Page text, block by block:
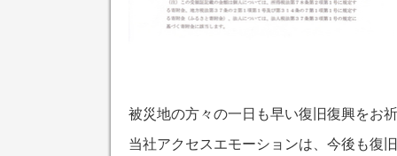
被災地の方々の一日も早い復旧復興をお
当社アクセスエモーションは、今後も復